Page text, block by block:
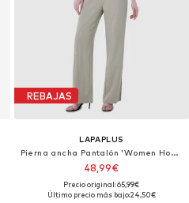
REBAJAS
LAPAPLUS
Pierna ancha Pantalón 'Women Hose'
48,99€
Precio original: 65,99€
Último precio más bajo:24,50€